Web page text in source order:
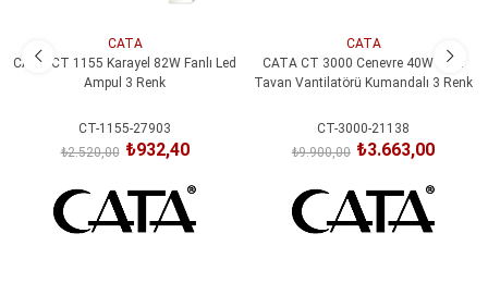
CATA
CATA CT 1155 Karayel 82W Fanlı Led
Ampul 3 Renk
CT-1155-27903
₺932,40
₺2.520,00
CATA
CATA CT 3000 Cenevre 40W Ledli
Tavan Vantilatörü Kumandalı 3 Renk
CT-3000-21138
₺3.663,00
₺9.900,00